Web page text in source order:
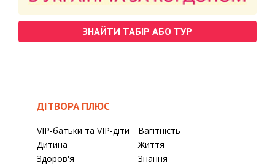
ЗНАЙТИ ТАБІР АБО ТУР
ДІТВОРА ПЛЮС
VIP-батьки та VIP-діти
Вагітність
Дитина
Життя
Здоров'я
Знання